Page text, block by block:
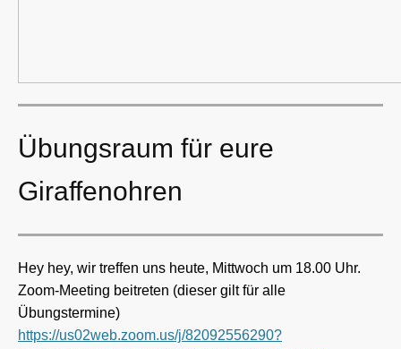
Übungsraum für eure
Giraffenohren
Hey hey, wir treffen uns heute, Mittwoch um 18.00 Uhr.
Zoom-Meeting beitreten (dieser gilt für alle
Übungstermine)
https://us02web.zoom.us/j/82092556290?